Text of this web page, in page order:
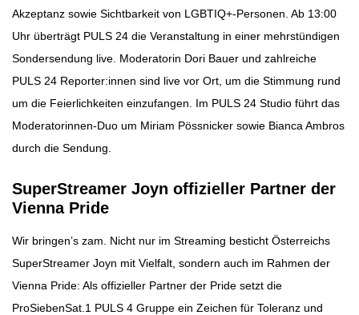
Akzeptanz sowie Sichtbarkeit von LGBTIQ+-Personen. Ab 13:00
Uhr überträgt PULS 24 die Veranstaltung in einer mehrstündigen
Sondersendung live. Moderatorin Dori Bauer und zahlreiche
PULS 24 Reporter:innen sind live vor Ort, um die Stimmung rund
um die Feierlichkeiten einzufangen. Im PULS 24 Studio führt das
Moderatorinnen-Duo um Miriam Pössnicker sowie Bianca Ambros
durch die Sendung.
SuperStreamer Joyn offizieller Partner der
Vienna Pride
Wir bringen’s zam. Nicht nur im Streaming besticht Österreichs
SuperStreamer Joyn mit Vielfalt, sondern auch im Rahmen der
Vienna Pride: Als offizieller Partner der Pride setzt die
ProSiebenSat.1 PULS 4 Gruppe ein Zeichen für Toleranz und